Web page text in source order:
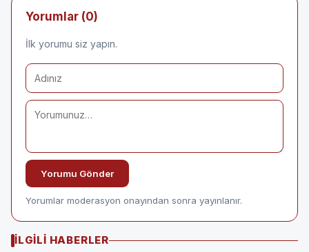
Yorumlar (0)
İlk yorumu siz yapın.
Yorumu Gönder
Yorumlar moderasyon onayından sonra yayınlanır.
İLGILI HABERLER